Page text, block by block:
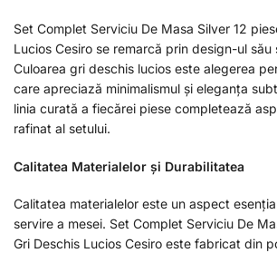
Set Complet Serviciu De Masa Silver 12
Lucios Cesiro se remarcă prin design-ul său
Culoarea gri deschis lucios este alegerea
care apreciază minimalismul și eleganța
linia curată a fiecărei piese completează
rafinat al setului.
Calitatea Materialelor și Durabilitatea
Calitatea materialelor este un aspect
servire a mesei. Set Complet Serviciu De
Gri Deschis Lucios Cesiro este fabricat din